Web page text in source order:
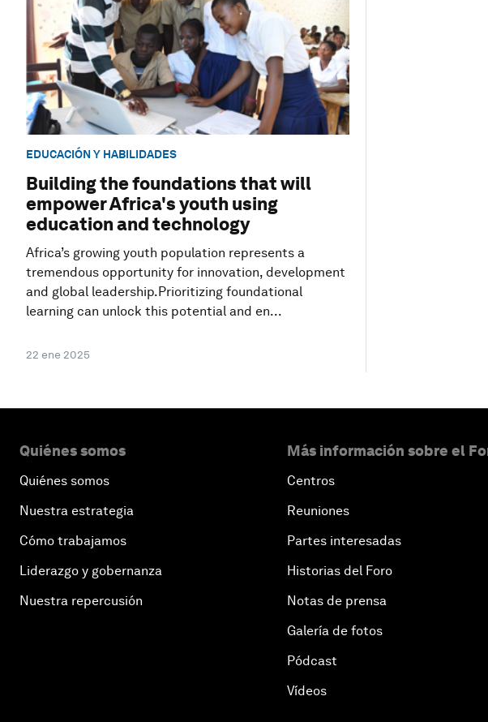
EDUCACIÓN Y HABILIDADES
Building the foundations that will
empower Africa's youth using
education and technology
Africa’s growing youth population represents a
tremendous opportunity for innovation, development
and global leadership.Prioritizing foundational
learning can unlock this potential and en...
22 ene 2025
Quiénes somos
Quiénes somos
Nuestra estrategia
Cómo trabajamos
Liderazgo y gobernanza
Nuestra repercusión
Más información sobre el
Centros
Reuniones
Partes interesadas
Historias del Foro
Notas de prensa
Galería de fotos
Pódcast
Vídeos